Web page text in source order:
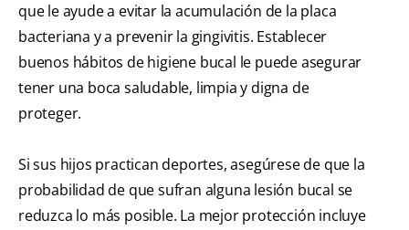
que le ayude a evitar la acumulación de la placa
bacteriana y a prevenir la gingivitis. Establecer
buenos hábitos de higiene bucal le puede asegurar
tener una boca saludable, limpia y digna de
proteger.
Si sus hijos practican deportes, asegúrese de que la
probabilidad de que sufran alguna lesión bucal se
reduzca lo más posible. La mejor protección incluye